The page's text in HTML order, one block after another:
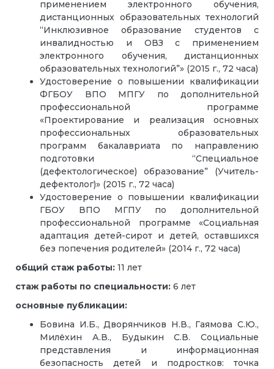
применением электронного обучения,
дистанционных образовательных технологий
“Инклюзивное образование студентов с
инвалидностью и ОВЗ с применением
электронного обучения, дистанционных
образовательных технологий”» (2015 г., 72 часа)
Удостоверение о повышении квалификации
ФГБОУ ВПО МПГУ по дополнительной
профессиональной программе
«Проектирование и реализация основных
профессиональных образовательных
программ бакалавриата по направлению
подготовки “Специальное
(дефектологическое) образование” (Учитель-
дефектолог)» (2015 г., 72 часа)
Удостоверение о повышении квалификации
ГБОУ ВПО МГПУ по дополнительной
профессиональной программе «Социальная
адаптация детей-сирот и детей, оставшихся
без попечения родителей» (2014 г., 72 часа)
общий стаж работы: 11 лет
стаж работы по специальности: 6 лет
основные публикации:
Бовина И.Б., Дворянчиков Н.В., Гаямова С.Ю.,
Милёхин А.В., Будыкин С.В. Социальные
представления и информационная
безопасность детей и подростков: точка